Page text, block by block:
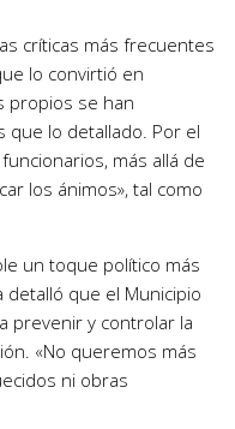
críticas más frecuentes
lo convirtió en
propios se han
que lo detallado. Por el
más allá de
los ánimos», tal como
un toque político más
detalló que el Municipio
prevenir y controlar la
«No queremos más
ni obras